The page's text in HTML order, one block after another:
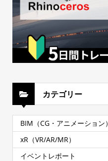
カテゴリー
BIM（CG・アニメーション）
xR（VR/AR/MR）
イベントレポート